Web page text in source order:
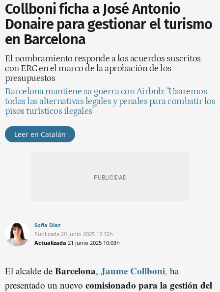
Collboni ficha a José Antonio
Donaire para gestionar el turismo
en Barcelona
El nombramiento responde a los acuerdos suscritos
con ERC en el marco de la aprobación de los
presupuestos
Barcelona mantiene su guerra con Airbnb: "Usaremos
todas las alternativas legales y penales para combatir los
pisos turísticos ilegales'
Leer en Catalán
Sofía Díaz
Publicada 20 junio 2025 12:12h
Actualizada 21 junio 2025 10:03h
El alcalde de Barcelona, Jaume Collboni, ha
presentado un nuevo comisionado para la gestión del